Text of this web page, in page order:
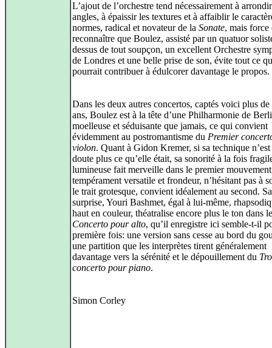
L’ajout de l’orchestre tend nécessairement à
angles, à épaissir les textures et à affaiblir le
normes, radical et novateur de la Sonate, mais force
reconnaître que Boulez, assisté par un quatuor
dessus de tout soupçon, un excellent Orchestre
de Londres et une belle prise de son, évite tout ce
pourrait contribuer à édulcorer davantage le propos.
Dans les deux autres concertos, captés voici plus de
ans, Boulez est à la tête d’une Philharmonie de
moelleuse et séduisante que jamais, ce qui convient
évidemment au postromantisme du Premier
violon. Quant à Gidon Kremer, si sa technique n’est
doute plus ce qu’elle était, sa sonorité à la fois
lumineuse fait merveille dans le premier
tempérament versatile et frondeur, n’hésitant pas à
le trait grotesque, convient idéalement au second.
surprise, Youri Bashmet, égal à lui-même,
haut en couleur, théatralise encore plus le ton dans le
Concerto pour alto, qu’il enregistre ici semble-t-il
première fois: une version sans cesse au bord du
une partition que les interprètes tirent généralement
davantage vers la sérénité et le dépouillement du
concerto pour piano.
Simon Corley